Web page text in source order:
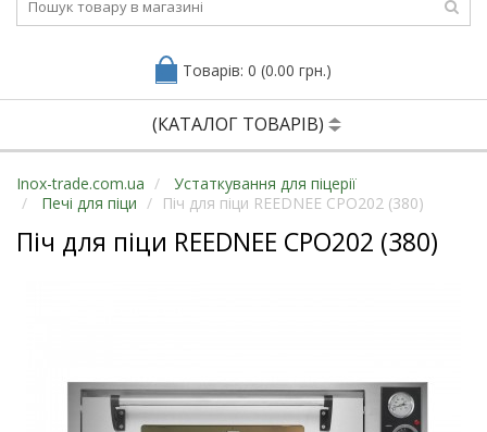
Товарів: 0 (0.00 грн.)
(КАТАЛОГ ТОВАРІВ)
Inox-trade.com.ua
Устаткування для піцерії
Печі для піци
Піч для піци REEDNEE CPO202 (380)
Піч для піци REEDNEE CPO202 (380)